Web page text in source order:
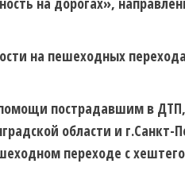
на пешеходных
пострадавшим в ДТП,
области и г.Санкт-
переходе с